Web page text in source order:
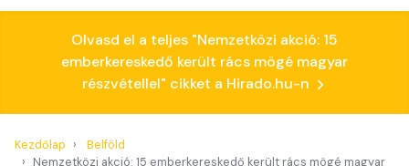
Olvasd el a teljes "Nemzetközi akció: 15
emberkereskedő került rács mögé magyar
részvétellel" cikket a Hirado.hu-n
Kezdőlap
Belföld
Nemzetközi akció: 15 emberkereskedő került rács mögé magyar